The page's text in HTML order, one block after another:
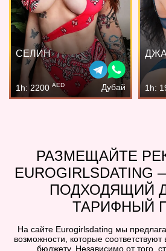
СЕЛИН
1h: 2200 AED Дубай 1h:
РАЗМЕЩАЙТЕ
ПОДХОДЯЩИЙ
ТАРИФНЫЙ
На сайте Eurogirlsdating мы
возможности, которые
бюджету. Независимо от того,